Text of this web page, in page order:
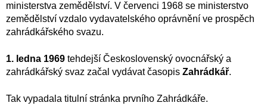
ministerstva zemědělství. V červenci 1968 se ministerstvo
zemědělství vzdalo vydavatelského oprávnění ve prospěch
zahrádkářského svazu.
1. ledna 1969 tehdejší Československý ovocnářský a
zahrádkářský svaz začal vydávat časopis Zahrádkář.
Tak vypadala titulní stránka prvního Zahrádkáře.